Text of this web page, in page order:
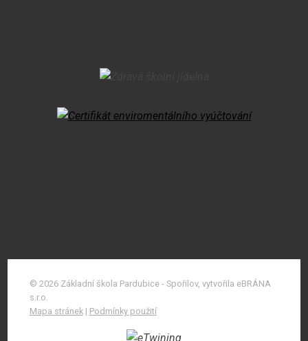
© 2026 Základní škola Pardubice - Spořilov, vytvořila eBRÁNA
s.r.o.
Mapa stránek| Podmínky použití